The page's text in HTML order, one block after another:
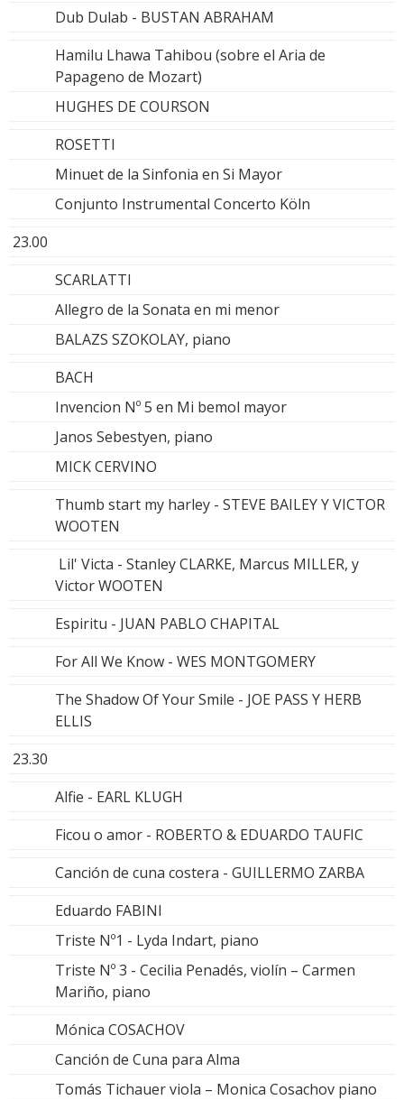
Dub Dulab - BUSTAN ABRAHAM
Hamilu Lhawa Tahibou (sobre el Aria de
Papageno de Mozart)
HUGHES DE COURSON
ROSETTI
Minuet de la Sinfonia en Si Mayor
Conjunto Instrumental Concerto Köln
23.00
SCARLATTI
Allegro de la Sonata en mi menor
BALAZS SZOKOLAY, piano
BACH
Invencion Nº 5 en Mi bemol mayor
Janos Sebestyen, piano
MICK CERVINO
Thumb start my harley - STEVE BAILEY Y VICTOR
WOOTEN
Lil' Victa - Stanley CLARKE, Marcus MILLER, y
Victor WOOTEN
Espiritu - JUAN PABLO CHAPITAL
For All We Know - WES MONTGOMERY
The Shadow Of Your Smile - JOE PASS Y HERB
ELLIS
23.30
Alfie - EARL KLUGH
Ficou o amor - ROBERTO & EDUARDO TAUFIC
Canción de cuna costera - GUILLERMO ZARBA
Eduardo FABINI
Triste Nº1 - Lyda Indart, piano
Triste Nº 3 - Cecilia Penadés, violín – Carmen
Mariño, piano
Mónica COSACHOV
Canción de Cuna para Alma
Tomás Tichauer viola – Monica Cosachov piano